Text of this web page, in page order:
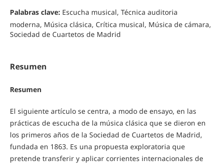
Palabras clave: Escucha musical, Técnica auditoria
moderna, Música clásica, Crítica musical, Música de cámara,
Sociedad de Cuartetos de Madrid
Resumen
Resumen
El siguiente artículo se centra, a modo de ensayo, en las
prácticas de escucha de la música clásica que se dieron en
los primeros años de la Sociedad de Cuartetos de Madrid,
fundada en 1863. Es una propuesta exploratoria que
pretende transferir y aplicar corrientes internacionales de